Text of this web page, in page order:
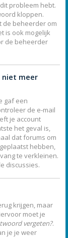
probleem hebt.
kloppen.
de beheerder om
is ook mogelijk
de beheerder
niet meer
gaf een
de e-mail
je account
het geval is,
dat forums om
hebben,
te verkleinen.
discussies.
krijgen, maar
moet je
vergeten?.
je je weer